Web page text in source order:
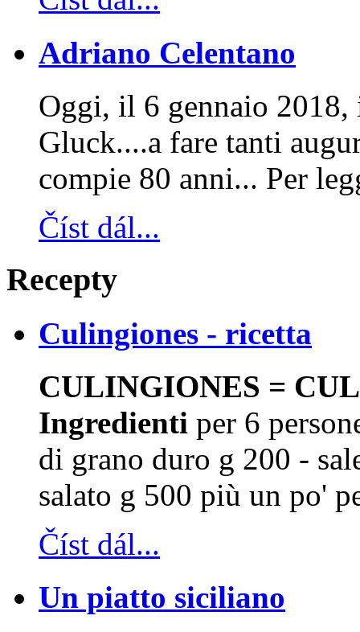
Adriano Celentano
Oggi, il 6 gennaio
Gluck....a fare tanti
compie 80 anni... Per
Číst dál...
Recepty
Culingiones - ricetta
CULINGIONES =
Ingredienti per 6
di grano duro g 200 -
salato g 500 più un po'
Číst dál...
Un piatto siciliano